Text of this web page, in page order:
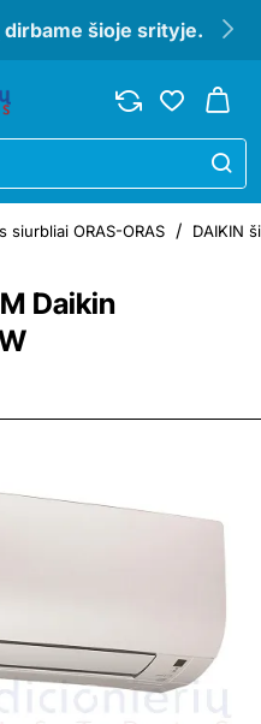
dirbame šioje srityje.
Daikin
siurbliai ORAS-ORAS DAIKIN